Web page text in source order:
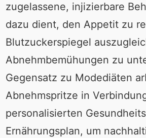
zugelassene, injizierbare
dazu dient, den Appetit zu
Blutzuckerspiegel
Abnehmbemühungen zu
Gegensatz zu Modediäten
Abnehmspritze in
personalisierten
Ernährungsplan, um